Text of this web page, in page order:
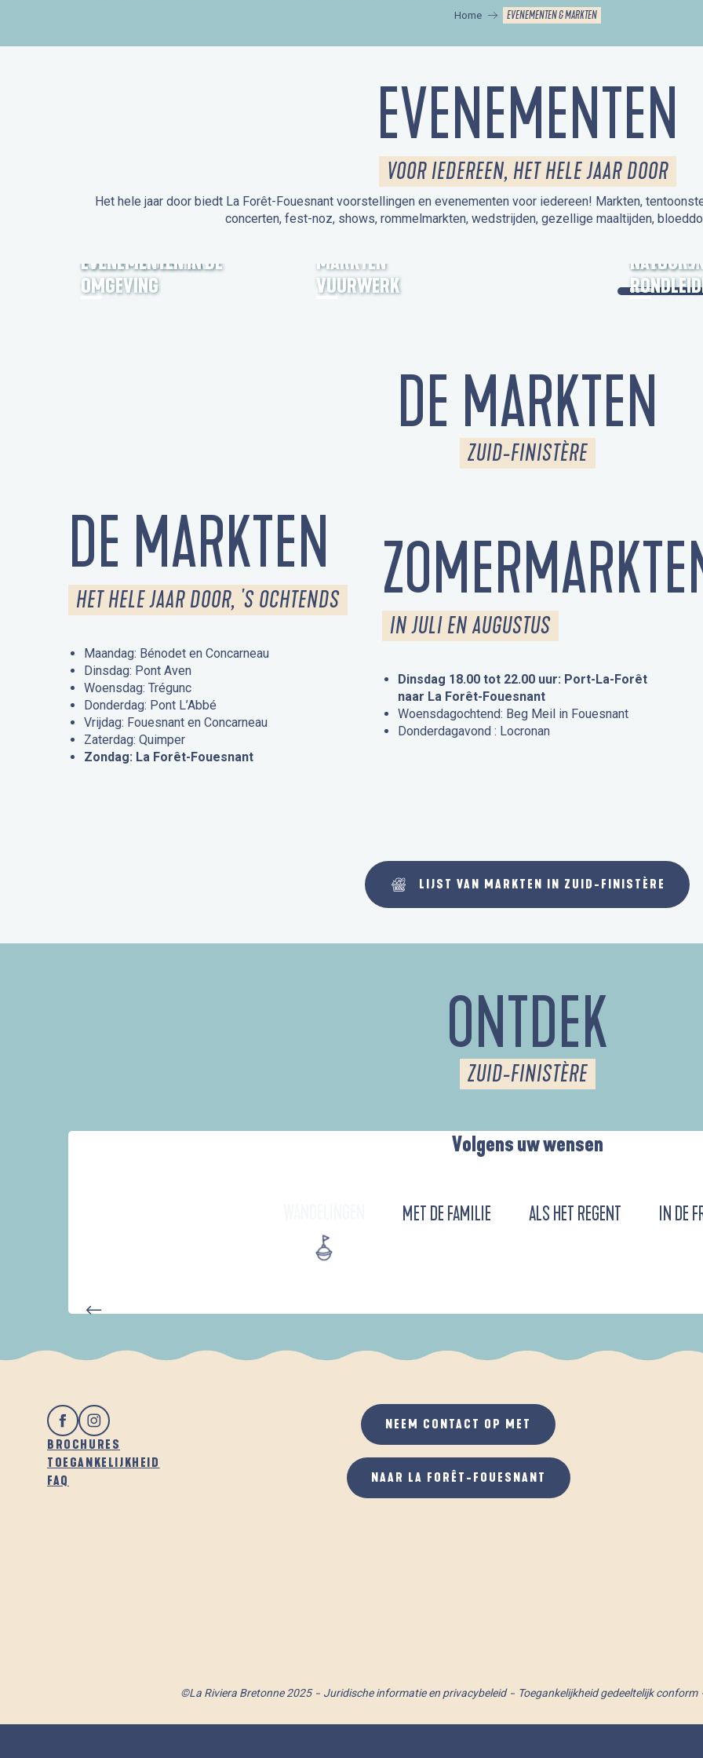
Home EVENEMENTEN & MARKTEN
EVENEMENTEN
VOOR IEDEREEN, HET HELE JAAR DOOR
Het hele jaar door biedt La Forêt-Fouesnant voorstellingen en evenementen voor iedereen! Markten,
concerten, fest-noz, shows, rommelmarkten, wedstrijden, gezellige maaltijden,
FORÊT-FOUESNANT
EVENEMENTEN IN DE
OMGEVING
MARKTEN
VUURWERK
OPEN
NATUUR /
DE MARKTEN
ZUID-FINISTÈRE
DE MARKTEN
HET HELE JAAR DOOR, 'S OCHTENDS
Maandag: Bénodet en Concarneau
Dinsdag: Pont Aven
Woensdag: Trégunc
Donderdag: Pont L’Abbé
Vrijdag: Fouesnant en Concarneau
Zaterdag: Quimper
Zondag: La Forêt-Fouesnant
IN JULI EN AUGUSTUS
Dinsdag 18.00 tot 22.00 uur: Port-La-Forêt
naar La Forêt-Fouesnant
Woensdagochtend: Beg Meil in Fouesnant
Donderdagavond : Locronan
LIJST VAN MARKTEN IN ZUID-FINISTÈRE
ONTDEK
ZUID-FINISTÈRE
Volgens uw wensen
MET DE FAMILIE ALS HET REGENT IN DE
BROCHURES
TOEGANKELIJKHEID
FAQ
NEEM CONTACT OP MET
NAAR LA FORÊT-FOUESNANT
©La Riviera Bretonne 2025 Juridische informatie en privacybeleid Toegankelijkheid gedeeltelijk conform